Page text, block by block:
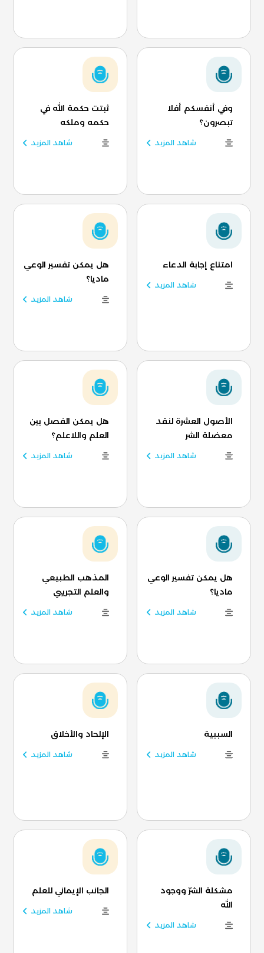
وفي أنفسكم أفلا
تبصرون؟
شاهد المزيد
ثبتت حكمة الله في
حكمه وملكه
شاهد المزيد
امتناع إجابة الدعاء
شاهد المزيد
هل يمكن تفسير الوعي
ماديا؟
شاهد المزيد
الأصول العشرة لنقد
معضلة الشر
شاهد المزيد
هل يمكن الفصل بين
العلم واللاعلم؟
شاهد المزيد
هل يمكن تفسير الوعي
ماديا؟
شاهد المزيد
المذهب الطبيعي
والعلم التجريبي
شاهد المزيد
السببية
شاهد المزيد
الإلحاد والأخلاق
شاهد المزيد
مشكلة الشرّ ووجود
الله
شاهد المزيد
الجانب الإيماني للعلم
شاهد المزيد